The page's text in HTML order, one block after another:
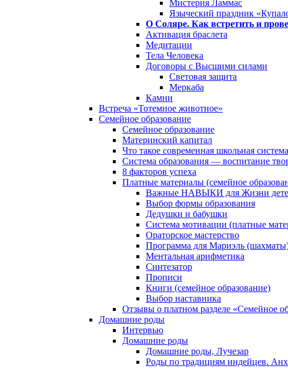
Мистерия Ламмас
Языческий праздник
О Соляре. Как встретить и
Активация браслета
Медитации
Тела Человека
Договоры с Высшими силами
Световая защита
Меркаба
Камни
Встреча «Тотемное животное»
Семейное образование
Семейное образование
Материнский капитал
Что такое современная школьная
Система образования — воспитание
8 факторов успеха
Платные материалы (семейное
Важные НАВЫКИ для Жизни
Выбор формы образования
Дедушки и бабушки
Система мотивации (платные
Ораторское мастерство
Программа для Мариэль
Ментальная арифметика
Синтезатор
Прописи
Книги (семейное образование)
Выбор наставника
Отзывы о платном разделе «Семейное
Домашние роды
Интервью
Домашние роды
Домашние роды, Лучезар
Роды по традициям индейцев.